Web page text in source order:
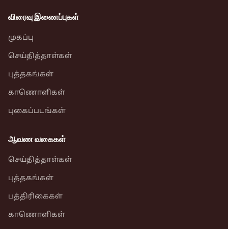
விரைவு இணைப்புகள்
முகப்பு
செய்தித்தாள்கள்
புத்தகங்கள்
காணொளிகள்
புகைப்படங்கள்
ஆவண வகைகள்
செய்தித்தாள்கள்
புத்தகங்கள்
பத்திரிகைகள்
காணொளிகள்